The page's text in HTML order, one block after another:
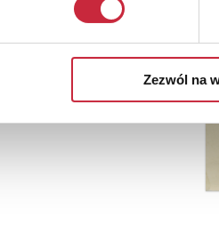
Zezwól na